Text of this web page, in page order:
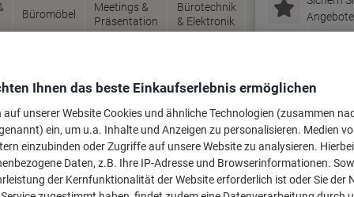
Neu bei
Büromöbel
Meetings &
Präsentation
Bürotechnik
& Elektronik
Tinte &
Toner
Papier,
& Pakete
Druckerfarbbänder & Toner Tintenpatronen Original
Tintenpatronen - LC3217BK
nach:
Ihnen das beste Einkaufserlebnis ermöglichen
auf unserer Website Cookies und ähnliche Technologien (zusammen
ein, um u.a. Inhalte und Anzeigen zu personalisieren. Medien
einzubinden oder Zugriffe auf unsere Website zu analysieren.
Daten, z.B. Ihre IP-Adresse und Browserinformationen.
der Kernfunktionalität der Website erforderlich ist oder Sie der